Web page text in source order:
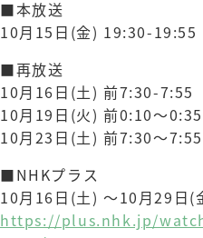
■本放送
10月15日(金) 19:30-19:55
■再放送
10月16日(土) 前7:30-7:55
10月19日(火) 前0:10～
10月23日(土) 前7:30～7:55
■NHKプラス
10月16日(土) 〜10月29日(
https://plus.nhk.jp/